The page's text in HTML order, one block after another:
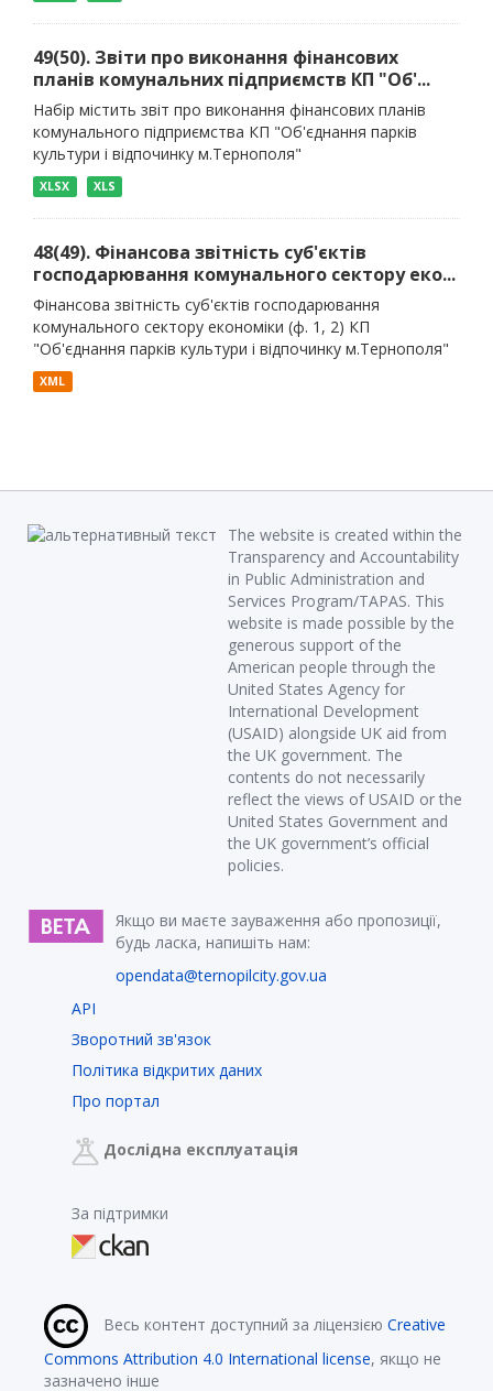
49(50). Звіти про виконання фінансових
планів комунальних підприємств КП "Об'...
Набір містить звіт про виконання фінансових планів
комунального підприємства КП "Об'єднання парків
культури і відпочинку м.Тернополя"
XLSX XLS
48(49). Фінансова звітність суб'єктів
господарювання комунального сектору еко...
Фінансова звітність суб'єктів господарювання
комунального сектору економіки (ф. 1, 2) КП
"Об'єднання парків культури і відпочинку м.Тернополя"
XML
The website is created within the
Transparency and Accountability
in Public Administration and
Services Program/TAPAS. This
website is made possible by the
generous support of the
American people through the
United States Agency for
International Development
(USAID) alongside UK aid from
the UK government. The
contents do not necessarily
reflect the views of USAID or the
United States Government and
the UK government’s official
policies.
Якщо ви маєте зауваження або пропозиції,
будь ласка, напишіть нам:
opendata@ternopilcity.gov.ua
API
Зворотний зв'язок
Політика відкритих даних
Про портал
Дослідна експлуатація
За підтримки
Весь контент доступний за ліцензією Creative
Commons Attribution 4.0 International license, якщо не
зазначено інше